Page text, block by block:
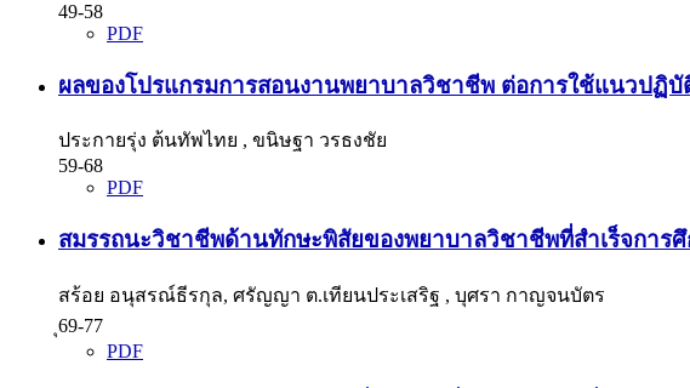
49-58
PDF
ผลของโปรแกรมการสอนงานพยาบาลวิชาชีพ ต่อการใช้แนวปฏิ
ประกายรุ่ง ต้นทัพไทย , ขนิษฐา วรธงชัย
59-68
PDF
สมรรถนะวิชาชีพด้านทักษะพิสัยของพยาบาลวิชาชีพที่สำเร็จการ
สร้อย อนุสรณ์ธีรกุล, ศรัญญา ต.เทียนประเสริฐ , บุศรา กาญจนบัตร
ุ69-77
PDF